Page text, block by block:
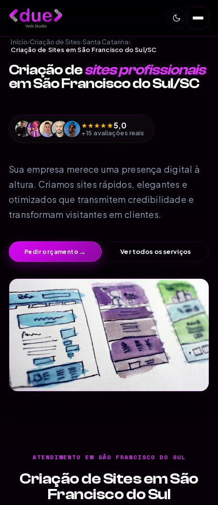
Início›Criação de Sites›Santa Catarina›
Criação de Sites em São Francisco do Sul/SC
Criação desites profissionais
em São Francisco do Sul/SC
★★★★★5,0
+15 avaliações reais
Sua empresa merece uma presença digital à
altura. Criamos sites rápidos, elegantes e
otimizados que transmitem credibilidade e
transformam visitantes em clientes.
Pedir orçamento → Ver todos os serviços
ATENDIMENTO EM SÃO FRANCISCO DO SUL
Criação de Sites em São
Francisco do Sul